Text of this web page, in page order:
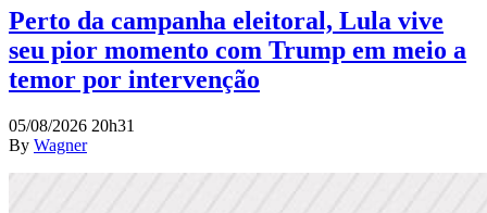
Perto da campanha eleitoral, Lula vive
seu pior momento com Trump em meio a
temor por intervenção
05/08/2026 20h31
By Wagner